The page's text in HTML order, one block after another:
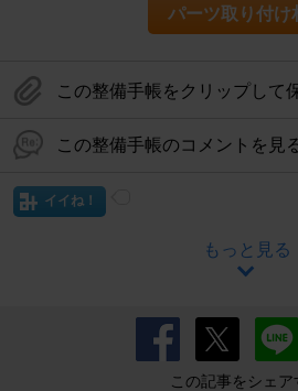
パーツ取り付け
この整備手帳をクリップして
この整備手帳のコメントを見
イイね！
もっと見る
この記事をシェア